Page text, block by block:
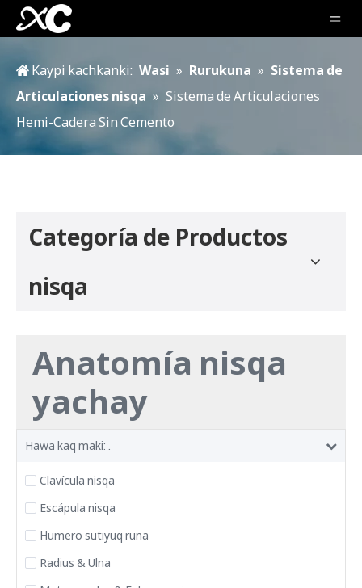
Kaypi kachkanki: Wasi » Rurukuna » Sistema de
Articulaciones nisqa » Sistema de Articulaciones
Hemi-Cadera Sin Cemento
Categoría de Productos
nisqa
Anatomía nisqa
yachay
Hawa kaq maki: .
Clavícula nisqa
Escápula nisqa
Humero sutiyuq runa
Radius & Ulna